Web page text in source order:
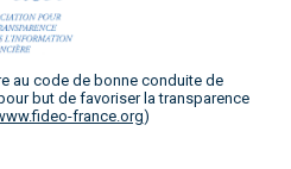
au code de bonne conduite de
but de favoriser la transparence
france.org)